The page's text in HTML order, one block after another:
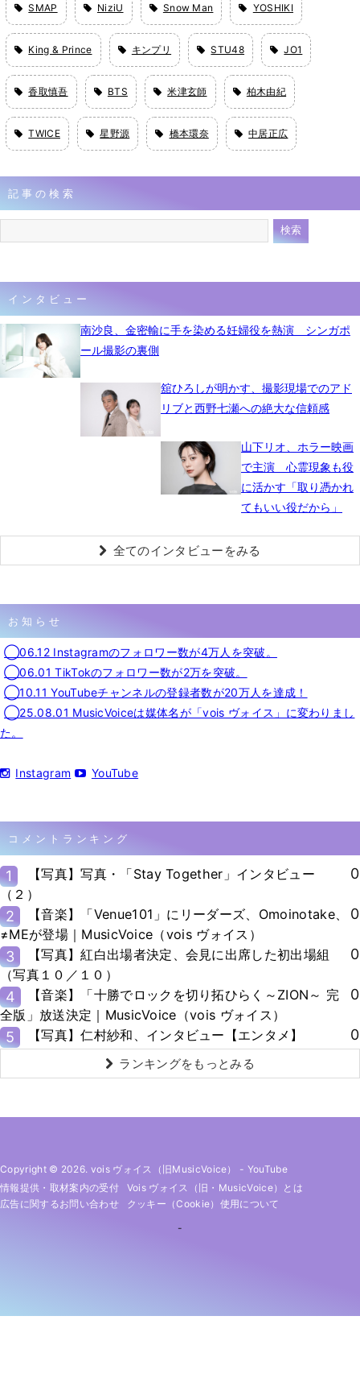
SMAP NiziU Snow Man YOSHIKI
King & Prince キンプリ STU48 JO1
香取慎吾 BTS 米津玄師 柏木由紀
TWICE 星野源 橋本環奈 中居正広
記事の検索
インタビュー
南沙良、金密輸に手を染める妊婦役を熱演 シンガポ
ール撮影の裏側
舘ひろしが明かす、撮影現場でのアド
リブと西野七瀬への絶大な信頼感
山下リオ、ホラー映画
で主演 心霊現象も役
に活かす「取り憑かれ
てもいい役だから」
全てのインタビューをみる
お知らせ
◯06.12 Instagramのフォロワー数が4万人を突破。
◯06.01 TikTokのフォロワー数が2万を突破。
◯10.11 YouTubeチャンネルの登録者数が20万人を達成！
◯25.08.01 MusicVoiceは媒体名が「vois ヴォイス」に変わりまし
た。
Instagram YouTube
コメントランキング
1
【写真】写真・「Stay Together」インタビュー
（２）
0
2
【音楽】「Venue101」にリーダーズ、Omoinotake、
≠MEが登場｜MusicVoice（vois ヴォイス）
0
3
【写真】紅白出場者決定、会見に出席した初出場組
（写真１０／１０）
0
4
【音楽】「十勝でロックを切り拓ひらく～ZION～ 完
全版」放送決定｜MusicVoice（vois ヴォイス）
0
5 【写真】仁村紗和、インタビュー【エンタメ】 0
ランキングをもっとみる
Copyright © 2026. vois ヴォイス（旧MusicVoice） - YouTube
情報提供・取材案内の受付
Vois ヴォイス（旧・MusicVoice）とは
広告に関するお問い合わせ
クッキー（cookie）使用について
-